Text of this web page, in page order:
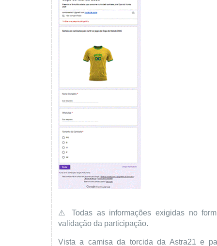
⚠️ Todas as informações exigidas no
validação da participação.
Vista a camisa da torcida da Astra21 e